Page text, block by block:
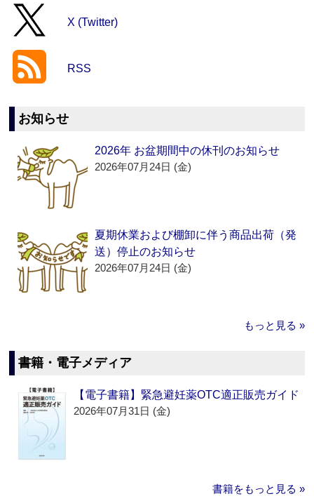
X (Twitter)
RSS
お知らせ
2026年 お盆期間中の休刊のお知らせ
2026年07月24日 (金)
夏期休業および棚卸に伴う商品出荷（発
送）停止のお知らせ
2026年07月24日 (金)
もっと見る »
書籍・電子メディア
【電子書籍】緊急避妊薬OTC適正販売ガイド
2026年07月31日 (金)
書籍をもっと見る »